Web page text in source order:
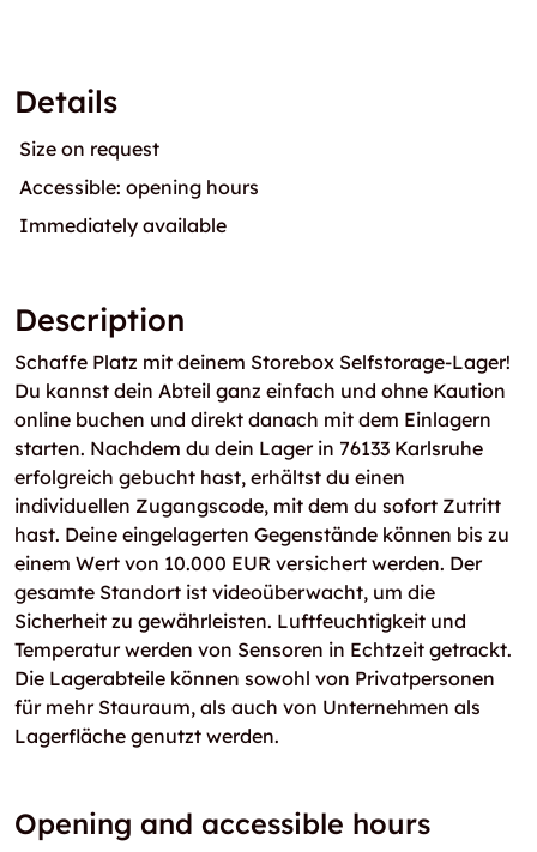
Details
Size on request
Accessible: opening hours
Immediately available
Description
Schaffe Platz mit deinem Storebox Selfstorage-Lager!
Du kannst dein Abteil ganz einfach und ohne Kaution
online buchen und direkt danach mit dem Einlagern
starten. Nachdem du dein Lager in 76133 Karlsruhe
erfolgreich gebucht hast, erhältst du einen
individuellen Zugangscode, mit dem du sofort Zutritt
hast. Deine eingelagerten Gegenstände können bis zu
einem Wert von 10.000 EUR versichert werden. Der
gesamte Standort ist videoüberwacht, um die
Sicherheit zu gewährleisten. Luftfeuchtigkeit und
Temperatur werden von Sensoren in Echtzeit getrackt.
Die Lagerabteile können sowohl von Privatpersonen
für mehr Stauraum, als auch von Unternehmen als
Lagerfläche genutzt werden.
Opening and accessible hours